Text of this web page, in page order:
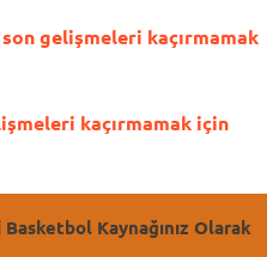
gelişmeleri kaçırmamak
kaçırmamak için
Kaynağınız Olarak